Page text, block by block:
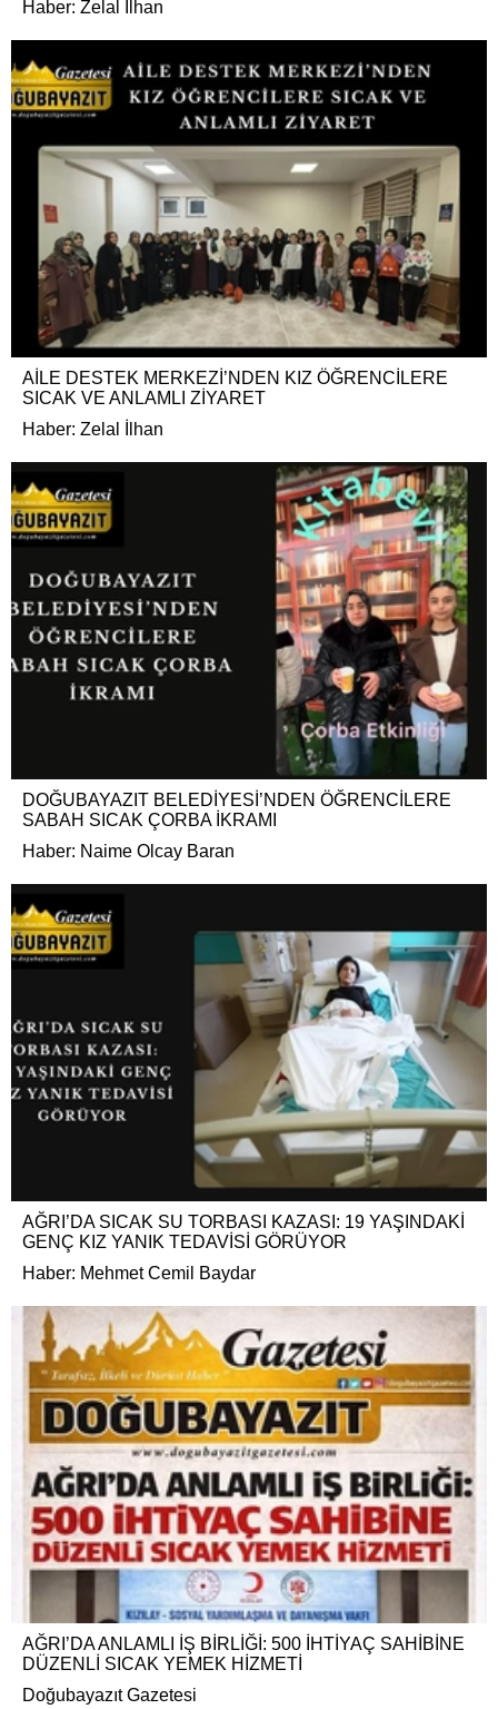
Haber: Zelal İlhan
AİLE DESTEK MERKEZİ’NDEN KIZ ÖĞRENCİLERE
SICAK VE ANLAMLI ZİYARET
Haber: Zelal İlhan
DOĞUBAYAZIT BELEDİYESİ’NDEN ÖĞRENCİLERE
SABAH SICAK ÇORBA İKRAMI
Haber: Naime Olcay Baran
AĞRI’DA SICAK SU TORBASI KAZASI: 19 YAŞINDAKİ
GENÇ KIZ YANIK TEDAVİSİ GÖRÜYOR
Haber: Mehmet Cemil Baydar
AĞRI’DA ANLAMLI İŞ BİRLİĞİ: 500 İHTİYAÇ SAHİBİNE
DÜZENLİ SICAK YEMEK HİZMETİ
Doğubayazıt Gazetesi